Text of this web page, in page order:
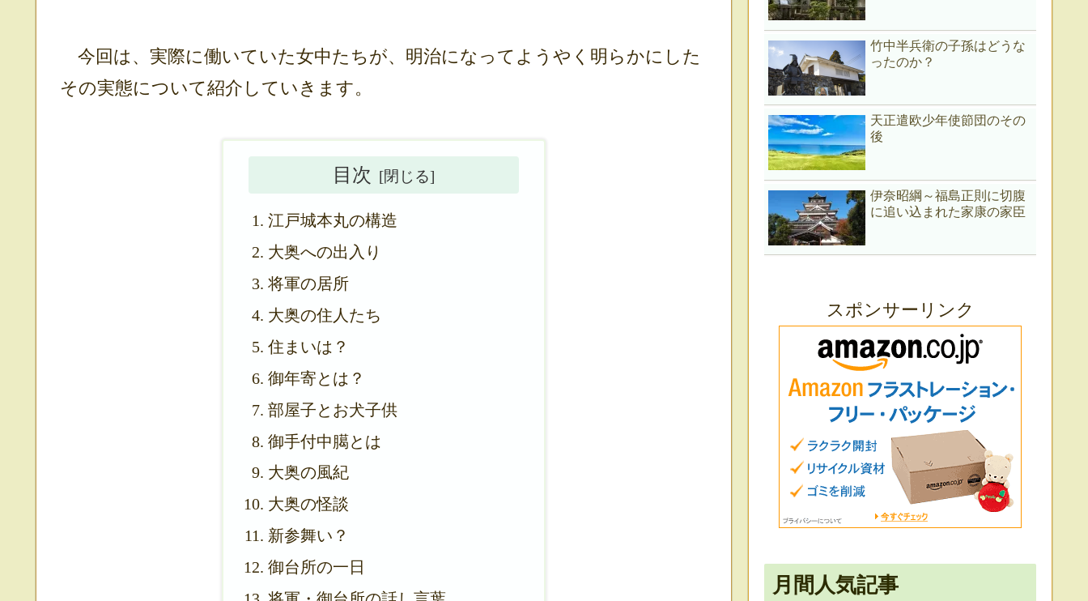
今回は、実際に働いていた女中たちが、明治になってようやく明らかにした
その実態について紹介していきます。
目次
江戸城本丸の構造
大奥への出入り
将軍の居所
大奥の住人たち
住まいは？
御年寄とは？
部屋子とお犬子供
御手付中臈とは
大奥の風紀
大奥の怪談
新参舞い？
御台所の一日
竹中半兵衛の子孫はどうな
ったのか？
天正遣欧少年使節団のその
後
伊奈昭綱～福島正則に切腹
に追い込まれた家康の家臣
スポンサーリンク
月間人気記事